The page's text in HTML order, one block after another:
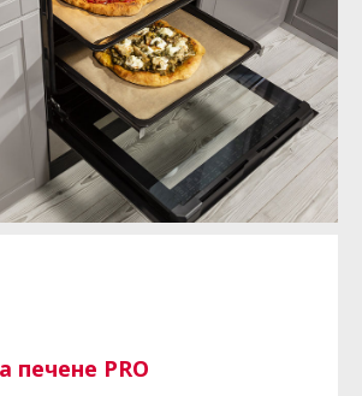
печене PRO